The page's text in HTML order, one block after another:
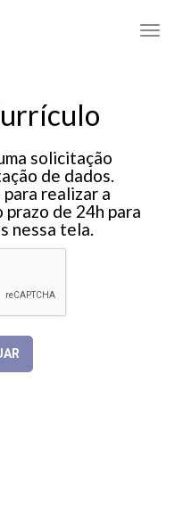
solicitação
de dados.
realizar a
de 24h para
nessa tela.